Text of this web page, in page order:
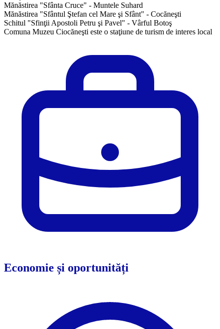
Mănăstirea "Sfânta Cruce" - Muntele Suhard
Mănăstirea "Sfântul Ştefan cel Mare şi Sfânt" - Cocăneşti
Schitul "Sfinţii Apostoli Petru şi Pavel" - Vârful Botoş
Comuna Muzeu Ciocăneşti este o staţiune de turism de interes local
Economie și oportunități